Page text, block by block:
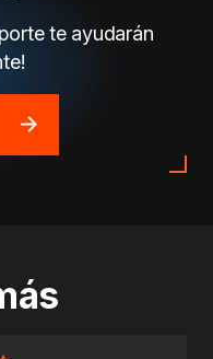
te ayudarán